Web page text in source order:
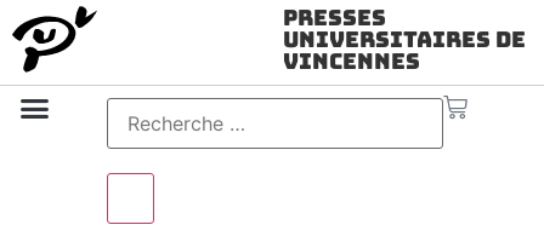
Presses
Universitaires de
Vincennes